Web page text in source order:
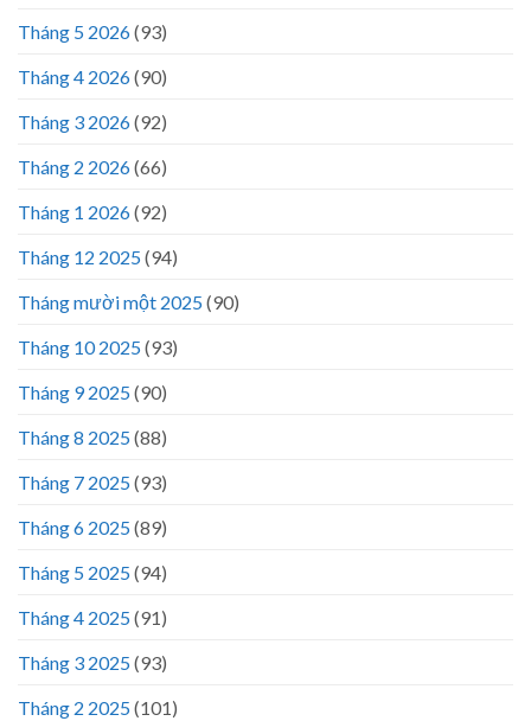
Tháng 5 2026(93)
Tháng 4 2026(90)
Tháng 3 2026(92)
Tháng 2 2026(66)
Tháng 1 2026(92)
Tháng 12 2025(94)
Tháng mười một 2025(90)
Tháng 10 2025(93)
Tháng 9 2025(90)
Tháng 8 2025(88)
Tháng 7 2025(93)
Tháng 6 2025(89)
Tháng 5 2025(94)
Tháng 4 2025(91)
Tháng 3 2025(93)
Tháng 2 2025(101)